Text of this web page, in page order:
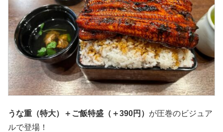
うな重（特大）＋ご飯特盛（＋390円） が圧巻のビジュア
ルで登場！